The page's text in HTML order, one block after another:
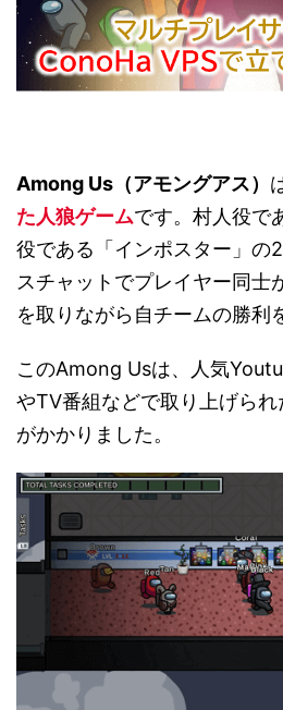
Among Us（アモングアス）
た人狼ゲームです。村人役で
役である「インポスター」の
スチャットでプレイヤー同士
を取りながら自チームの勝利
このAmong Usは、人気
やTV番組などで取り上げら
がかかりました。